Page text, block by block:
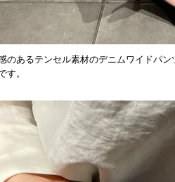
のあるテンセル素材のデニムワイドパン
す。